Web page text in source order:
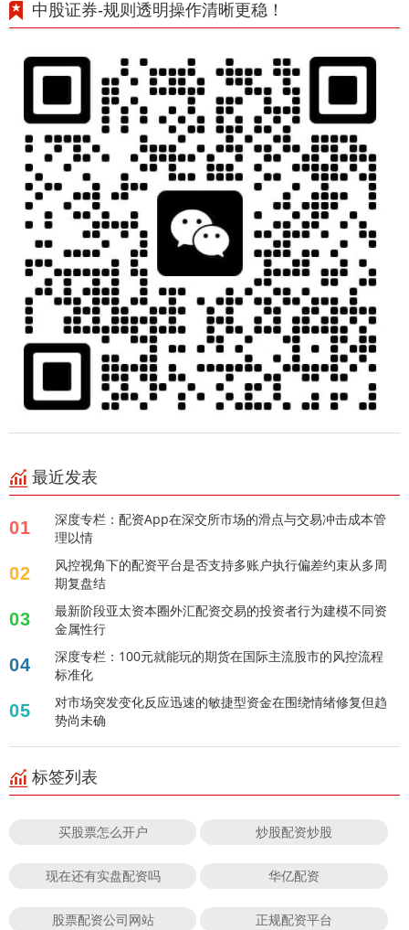
中股证券-规则透明操作清晰更稳！
最近发表
01
深度专栏：配资App在深交所市场的滑点与交易冲击成本管
理以情
02
风控视角下的配资平台是否支持多账户执行偏差约束从多周
期复盘结
03
最新阶段亚太资本圈外汇配资交易的投资者行为建模不同资
金属性行
04
深度专栏：100元就能玩的期货在国际主流股市的风控流程
标准化
05
对市场突发变化反应迅速的敏捷型资金在围绕情绪修复但趋
势尚未确
标签列表
买股票怎么开户 炒股配资炒股
现在还有实盘配资吗 华亿配资
股票配资公司网站 正规配资平台